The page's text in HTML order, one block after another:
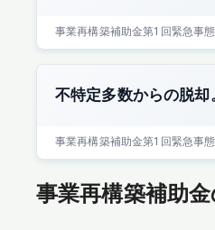
事業再構築補助金第1回緊急事
不特定多数からの脱却
事業再構築補助金第1回緊急事
事業再構築補助